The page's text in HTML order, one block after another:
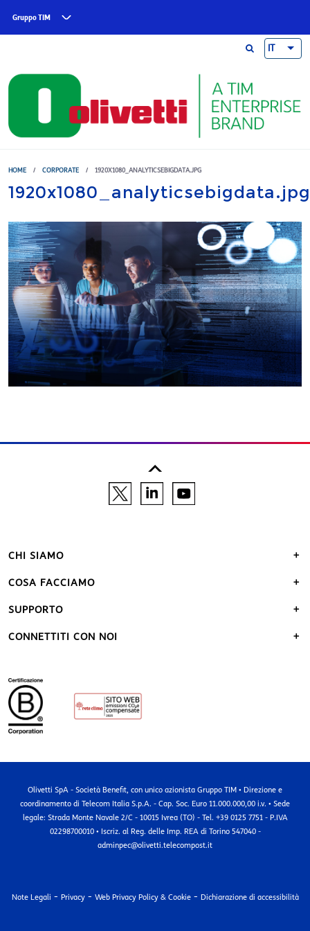
Gruppo TIM
IT
HOME / CORPORATE / 1920X1080_ANALYTICSEBIGDATA.JPG
1920x1080_analyticsebigdata.jpg
CHI SIAMO
COSA FACCIAMO
SUPPORTO
CONNETTITI CON NOI
Olivetti SpA - Società Benefit, con unico azionista Gruppo TIM • Direzione e
coordinamento di Telecom Italia S.p.A. - Cap. Soc. Euro 11.000.000,00 i.v. • Sede
legale: Strada Monte Navale 2/C - 10015 Ivrea (TO) - Tel. +39 0125 7751 - P.IVA
02298700010 • Iscriz. al Reg. delle Imp. REA di Torino 547040 -
adminpec@olivetti.telecompost.it
Note Legali - Privacy- Web Privacy Policy & Cookie- Dichiarazione di accessibilità